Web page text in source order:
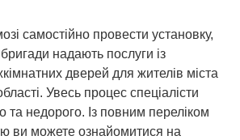
самостійно провести установку,
надають послуги із
дверей для жителів міста
Увесь процес спеціалісти
та недорого. Із повним переліком
ви можете ознайомитися на